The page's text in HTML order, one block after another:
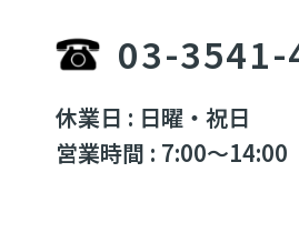
03-3541-
休業日 : 日曜・祝日
営業時間 : 7:00～14:00